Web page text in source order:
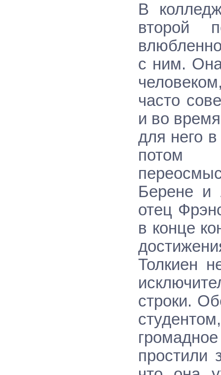
В
второй
с ним.
часто
и во
для него
потом
Берене и
отец
в конце
Толкиен
строки.
простили